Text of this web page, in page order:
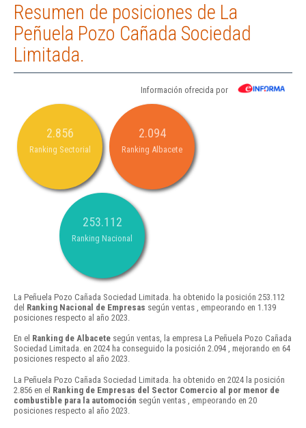
Resumen de posiciones de La
Peñuela Pozo Cañada Sociedad
Limitada.
Información ofrecida por
2.856
Ranking Sectorial
2.094
Ranking Albacete
253.112
Ranking Nacional
La Peñuela Pozo Cañada Sociedad Limitada. ha obtenido la posición 253.112
del Ranking Nacional de Empresas según ventas , empeorando en 1.139
posiciones respecto al año 2023.
En el Ranking de Albacete según ventas, la empresa La Peñuela Pozo Cañada
Sociedad Limitada. en 2024 ha conseguido la posición 2.094 , mejorando en 64
posiciones respecto al año 2023.
La Peñuela Pozo Cañada Sociedad Limitada. ha obtenido en 2024 la posición
2.856 en el Ranking de Empresas del Sector Comercio al por menor de
combustible para la automoción según ventas , empeorando en 20
posiciones respecto al año 2023.